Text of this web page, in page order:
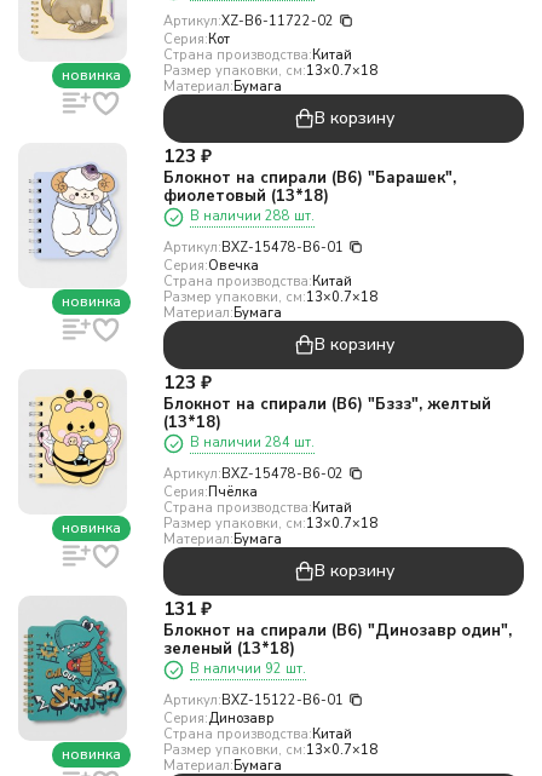
новинка
Артикул:XZ-B6-11722-02
Серия:Кот
Страна производства:Китай
Размер упаковки, см:13×0.7×18
Материал:Бумага
В корзину
новинка
123 ₽
Блокнот на спирали (B6) "Барашек",
фиолетовый (13*18)
В наличии 288 шт.
Артикул:BXZ-15478-B6-01
Серия:Овечка
Страна производства:Китай
Размер упаковки, см:13×0.7×18
Материал:Бумага
В корзину
новинка
123 ₽
Блокнот на спирали (B6) "Бззз", желтый
(13*18)
В наличии 284 шт.
Артикул:BXZ-15478-B6-02
Серия:Пчёлка
Страна производства:Китай
Размер упаковки, см:13×0.7×18
Материал:Бумага
В корзину
новинка
131 ₽
Блокнот на спирали (B6) "Динозавр один",
зеленый (13*18)
В наличии 92 шт.
Артикул:BXZ-15122-B6-01
Серия:Динозавр
Страна производства:Китай
Размер упаковки, см:13×0.7×18
Материал:Бумага